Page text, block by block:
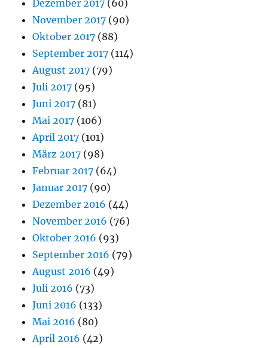
Dezember 2017 (60)
November 2017 (90)
Oktober 2017 (88)
September 2017 (114)
August 2017 (79)
Juli 2017 (95)
Juni 2017 (81)
Mai 2017 (106)
April 2017 (101)
März 2017 (98)
Februar 2017 (64)
Januar 2017 (90)
Dezember 2016 (44)
November 2016 (76)
Oktober 2016 (93)
September 2016 (79)
August 2016 (49)
Juli 2016 (73)
Juni 2016 (133)
Mai 2016 (80)
April 2016 (42)